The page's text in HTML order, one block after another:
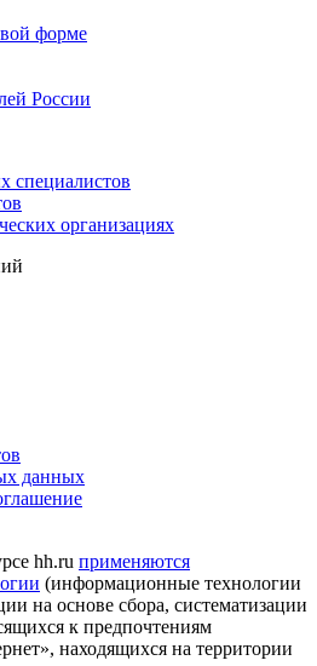
форме
России
специалистов
организациях
данных
hh.ru применяются
(информационные технологии
на основе сбора, систематизации
к предпочтениям
находящихся на территории